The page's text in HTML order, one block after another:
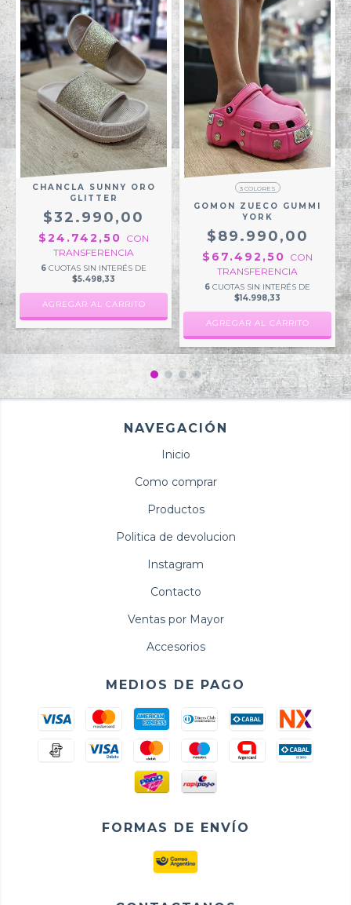
CHANCLA SUNNY ORO
GLITTER
$32.990,00
$24.742,50 CON
TRANSFERENCIA
6 CUOTAS SIN INTERÉS DE
$5.498,33
AGREGAR AL CARRITO
3 COLORES
GOMON ZUECO GUMMI
YORK
$89.990,00
$67.492,50 CON
TRANSFERENCIA
6 CUOTAS SIN INTERÉS DE
$14.998,33
AGREGAR AL CARRITO
NAVEGACIÓN
Inicio
Como comprar
Productos
Politica de devolucion
Instagram
Contacto
Ventas por Mayor
Accesorios
MEDIOS DE PAGO
FORMAS DE ENVÍO